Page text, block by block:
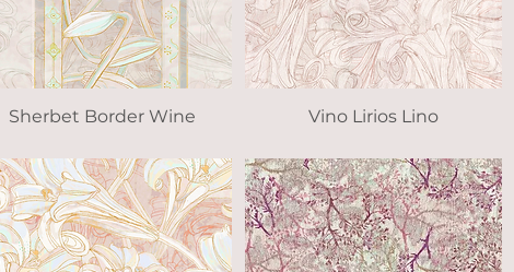
Vista rápida
Sherbet Border Wine Vista rápida
Vino Lirios Lino